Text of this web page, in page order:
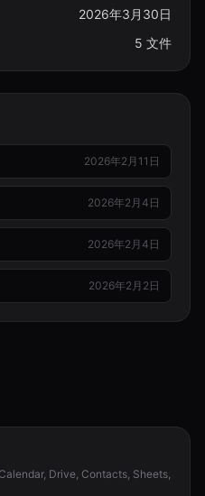
2026年3月30日
5 文件
2026年2月11日
2026年2月4日
2026年2月4日
2026年2月2日
Drive, Contacts, Sheets,